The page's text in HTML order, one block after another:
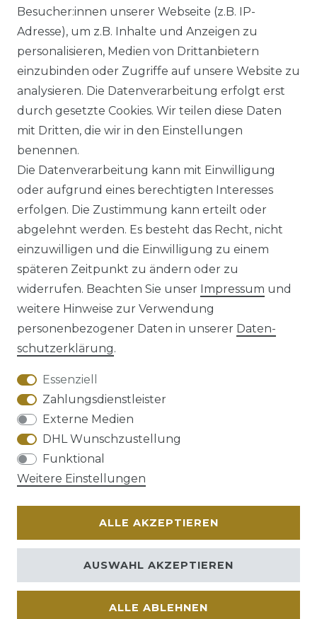
Ähnlicher Artikel
Venti - Modern Fit - Herren
Langarm Business Hemd
(144262600)
UVP 49,99 €
ab 47,99 € *
inkl. ges. MwSt. Versandkosten
Impressum Daten­schutz­erklärung
AGB Barrierefreiheitserklärung
Widerrufs­recht
Besucher:innen unserer Webseite (z.B. IP-
Adresse), um z.B. Inhalte und Anzeigen zu
personalisieren, Medien von Drittanbietern
einzubinden oder Zugriffe auf unsere Website zu
analysieren. Die Datenverarbeitung erfolgt erst
durch gesetzte Cookies. Wir teilen diese Daten
mit Dritten, die wir in den Einstellungen
benennen.
Die Datenverarbeitung kann mit Einwilligung
oder aufgrund eines berechtigten Interesses
erfolgen. Die Zustimmung kann erteilt oder
abgelehnt werden. Es besteht das Recht, nicht
einzuwilligen und die Einwilligung zu einem
späteren Zeitpunkt zu ändern oder zu
widerrufen. Beachten Sie unser Impressum und
weitere Hinweise zur Verwendung
personenbezogener Daten in unserer Daten­
schutz­erklärung.
Essenziell
Zahlungsdienstleister
Externe Medien
DHL Wunschzustellung
Funktional
Weitere Einstellungen
ALLE AKZEPTIEREN
ALLE ABLEHNEN
AUSWAHL AKZEPTIEREN